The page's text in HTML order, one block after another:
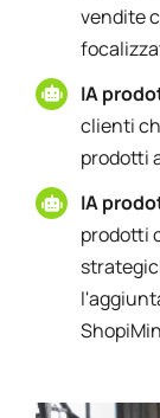
vendite
IA
clienti
prodotti
IA
prodotti